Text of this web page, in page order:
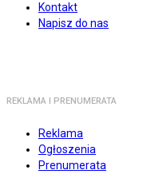
Kontakt
Napisz do nas
REKLAMA I PRENUMERATA
Reklama
Ogłoszenia
Prenumerata